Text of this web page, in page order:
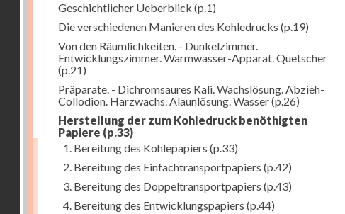
Geschichtlicher Ueberblick (p.1)
Die verschiedenen Manieren des Kohledrucks (p.19)
Von den Räumlichkeiten. - Dunkelzimmer.
Entwicklungszimmer. Warmwasser-Apparat. Quetscher
(p.21)
Präparate. - Dichromsaures Kali. Wachslösung. Abzieh-
Collodion. Harzwachs. Alaunlösung. Wasser(p.26)
Herstellung der zum Kohledruck benöthigten
Papiere (p.33)
1. Bereitung des Kohlepapiers (p.33)
2. Bereitung des Einfachtransportpapiers (p.42)
3. Bereitung des Doppeltransportpapiers (p.43)
4. Bereitung des Entwicklungspapiers (p.44)